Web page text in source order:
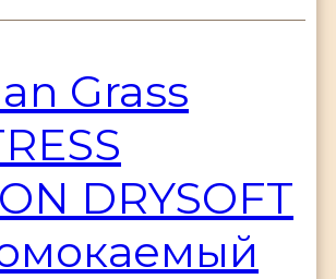
Grass
DRYSOFT